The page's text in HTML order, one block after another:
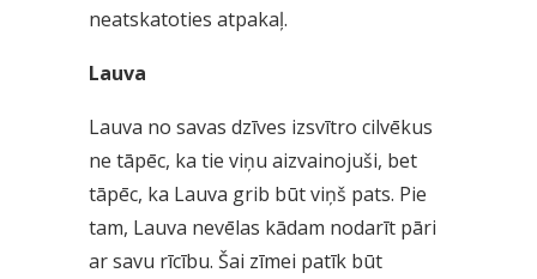
neatskatoties atpakaļ.
Lauva
Lauva no savas dzīves izsvītro cilvēkus
ne tāpēc, ka tie viņu aizvainojuši, bet
tāpēc, ka Lauva grib būt viņš pats. Pie
tam, Lauva nevēlas kādam nodarīt pāri
ar savu rīcību. Šai zīmei patīk būt